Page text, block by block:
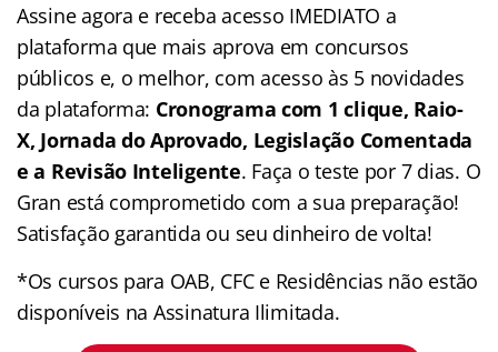
Assine agora e receba acesso IMEDIATO a
plataforma que mais aprova em concursos
públicos e, o melhor, com acesso às 5 novidades
da plataforma: Cronograma com 1 clique, Raio-
X, Jornada do Aprovado, Legislação Comentada
e a Revisão Inteligente. Faça o teste por 7 dias. O
Gran está comprometido com a sua preparação!
Satisfação garantida ou seu dinheiro de volta!
*Os cursos para OAB, CFC e Residências não estão
disponíveis na Assinatura Ilimitada.